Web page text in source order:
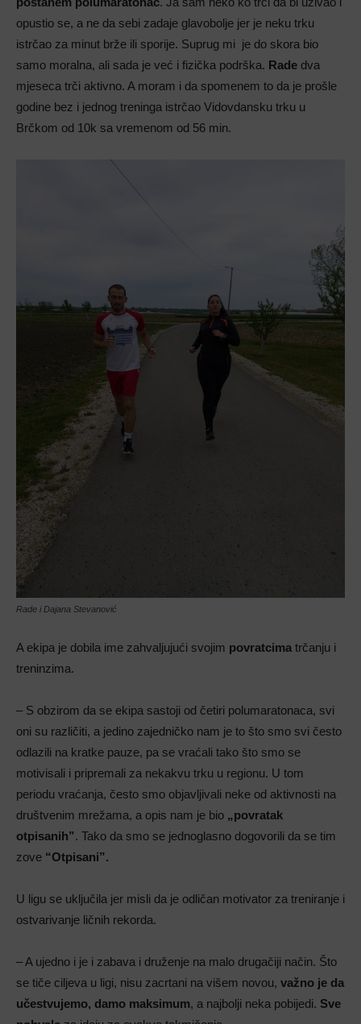
opustio se, a ne da sebi zadaje glavobolje jer je neku trku
istrčao za minut brže ili sporije. Suprug mi je do skora bio
samo moralna, ali sada je već i fizička podrška. Rade dva
mjeseca trči aktivno. A moram i da spomenem to da je prošle
godine bez i jednog treninga istrčao Vidovdansku trku u
Brčkom od 10k sa vremenom od 56 min.
Rade i Dajana Stevanović
A ekipa je dobila ime zahvaljujući svojim povratcima trčanju i
treninzima.
– S obzirom da se ekipa sastoji od četiri polumaratonaca, svi
oni su različiti, a jedino zajedničko nam je to što smo svi često
odlazili na kratke pauze, pa se vraćali tako što smo se
motivisali i pripremali za nekakvu trku u regionu. U tom
periodu vraćanja, često smo objavljivali neke od aktivnosti na
društvenim mrežama, a opis nam je bio „povratak
otpisanih”. Tako da smo se jednoglasno dogovorili da se tim
zove “Otpisani”.
U ligu se uključila jer misli da je odličan motivator za treniranje i
ostvarivanje ličnih rekorda.
– A ujedno i je i zabava i druženje na malo drugačiji način. Što
se tiče ciljeva u ligi, nisu zacrtani na višem novou, važno je da
učestvujemo, damo maksimum, a najbolji neka pobijedi. Sve